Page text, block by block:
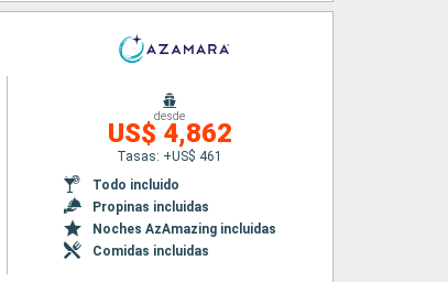
desde
US$ 4,862
Tasas: +US$ 461
Todo incluido
Propinas incluidas
Noches AzAmazing incluidas
Comidas incluidas